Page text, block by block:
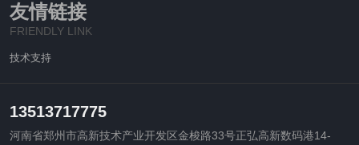
友情链接
FRIENDLY LINK
技术支持
13513717775
河南省郑州市高新技术产业开发区金梭路33号正弘高新数码港14-